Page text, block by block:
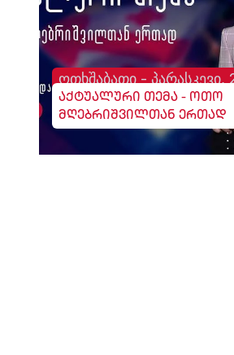
ოთხშაბათი - პარასკევი,
აქტუალური თემა - ოთო
მღებრიშვილთან ერთად